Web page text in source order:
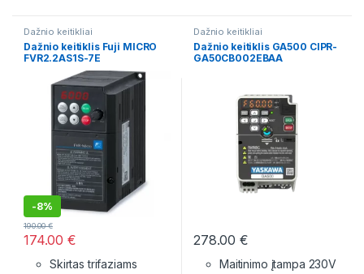
Dažnio keitikliai
Dažnio keitiklis Fuji MICRO
FVR2.2AS1S-7E
-8%
174.00€
190.00€
Skirtas trifaziams
Dažnio keitikliai
Dažnio keitiklis GA500 CIPR-
GA50CB002EBAA
278.00€
Maitinimo įtampa 230V